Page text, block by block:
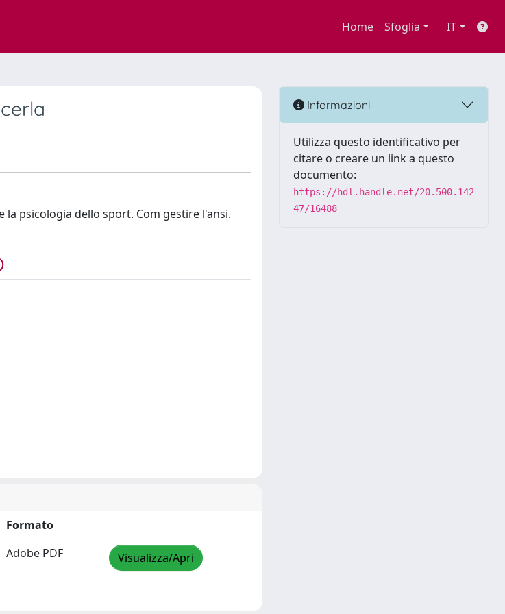
Home Sfoglia IT
psicologia dello sport. Com gestire l'ansi.
Formato
Adobe PDF Visualizza/Apri
Informazioni
Utilizza questo identificativo per
citare o creare un link a questo
documento:
https://hdl.handle.net/20.500.142
47/16488